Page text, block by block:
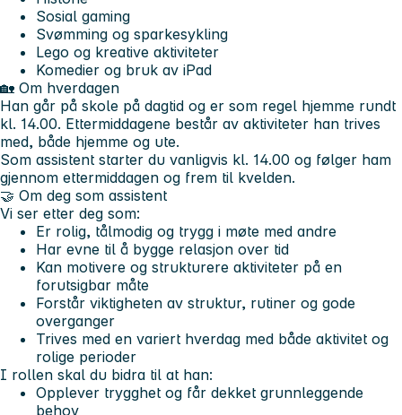
Sosial gaming
Svømming og sparkesykling
Lego og kreative aktiviteter
Komedier og bruk av iPad
🏡 Om hverdagen
Han går på skole på dagtid og er som regel hjemme rundt
kl. 14.00. Ettermiddagene består av aktiviteter han trives
med, både hjemme og ute.
Som assistent starter du vanligvis kl. 14.00 og følger ham
gjennom ettermiddagen og frem til kvelden.
🤝 Om deg som assistent
Vi ser etter deg som:
Er rolig, tålmodig og trygg i møte med andre
Har evne til å bygge relasjon over tid
Kan motivere og strukturere aktiviteter på en
forutsigbar måte
Forstår viktigheten av struktur, rutiner og gode
overganger
Trives med en variert hverdag med både aktivitet og
rolige perioder
I rollen skal du bidra til at han:
Opplever trygghet og får dekket grunnleggende
behov